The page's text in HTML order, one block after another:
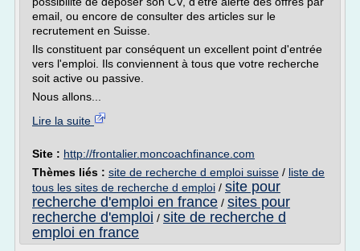
email, ou encore de consulter des articles sur le
recrutement en Suisse.
Ils constituent par conséquent un excellent point d'entrée
vers l'emploi. Ils conviennent à tous que votre recherche
soit active ou passive.
Nous allons...
Lire la suite
Site : http://frontalier.moncoachfinance.com
Thèmes liés : site de recherche d emploi suisse / liste de
tous les sites de recherche d emploi / site pour
recherche d'emploi en france / sites pour
recherche d'emploi / site de recherche d
emploi en france